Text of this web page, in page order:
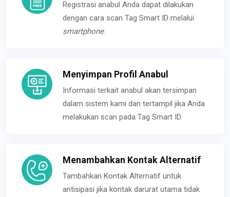
Registrasi anabul Anda dapat dilakukan
dengan cara scan Tag Smart ID melalui
smartphone.
Menyimpan Profil Anabul
Informasi terkait anabul akan tersimpan
dalam sistem kami dan tertampil jika Anda
melakukan scan pada Tag Smart ID.
Menambahkan Kontak Alternatif
Tambahkan Kontak Alternatif untuk
antisipasi jika kontak darurat utama tidak